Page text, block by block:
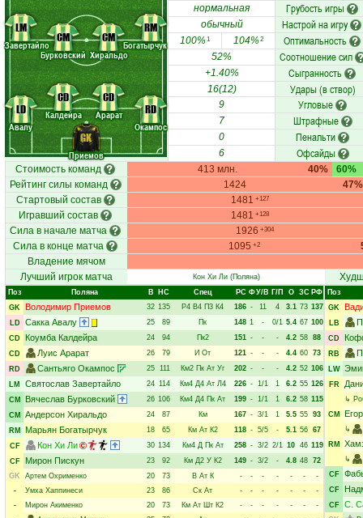
Приемов
Авалу
Калдейра
Арарат
Окампос
Завертайло
Бурковский Хиральдо
Богатырчук
GK
LD
CD
CD
RD
LM
CM CM
RM
нормальная Грубость игры
обычный Настрой на игру
100%1 104%2 Оптимальность
52% Соотношение сил
+1.40% Сыгранность
16(12) Удары (в створ)
9 Угловые
7 Штрафные
0 Пенальти
6 Офсайды
Стоимость команд 413 млн. 40%
60%
Рейтинг силы команд
1424
47%
Стартовый состав
1481 +127
Игравший состав 1481 +128
Сила в начале матча 1926 +304
Сила в конце матча 1095 +2
Владение мячом
Лучший игрок матча
Кон Хи Ли(Поляна)
Поз Поляна В НC Спец РC ФУ/В Г/П О ЗС РФ
GK
Володимир Приемов 32 135 Р4 В4 П3 К4 186 - 11 4 3.1 73 137
LD
Сакка Авалу 25 89 Пк 148 1 - 0/1 5.4 67 100
CD
Коумба Калдейра 24 94 Пк2 151 - - - 4.2 58 88
CD
Луис Арарат 26 79 И От 121 - - - 4.4 60 73
RD
Сантьяго Окампос 25 111 Км2 Пк Ат Уг 202 - - - 4.2 52 106
LM
Святослав Завертайло 24 114 Км4 Д4 Ат Л4 226 - 1/1 1 6.2 55 126
CM
Вячеслав Бурковский 26 106 Км4 Д4 Пк Ат 199 - 1/1 1 6.2 58 115
CM
Андерсон Хиральдо 24 87 Км 167 - 3/1 1 5.5 55 93
RM
Марьян Богатырчук 18 65 Км Ат К2 118 - 5/5 - 5.1 56 67
CF
Кон Хи Ли 30 134 Км4 Д Пк Ат 258 - 3/2 2/1 10 46 119
CF
Мирон Пискун 23 92 Км Д2 У К2 149 - 3/2 - 4.8 48 72
GK
Артем Охрименко 20 73 В Ат К - - - - - -
-
-
Умха Хаппинеси 23 86 Ск Ат - - - - - -
-
-
Мирон Акименко 20 73 Км Ат Шт К2 - - - - - -
-
Поз
GK
LB
CD
RB
LW
FR
↳
CM
↳
RM
↳
CF
CF
CF С.